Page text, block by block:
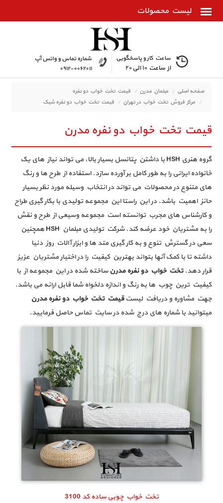
ساعت کار و پاسخگویی
از ساعت ۱۰ الی ۲۰
شماره تماس و واتس آپ
۰۹۱۲-۰۰۶۲۰۱۱
صفحه اصلی مبلمان مدرن
قیمت تخت خواب دو نفره
مرکز فروش تخت خواب در تهران
قیمت تخت خواب دو نفره شیک
قیمت تخت خواب دو نفره مدرن
بهترین برند تخت خواب دو نفره
لیست قیمت تخت خواب دو نفره
تخت خواب چوبی ساده
تخت خواب ساده و شیک
خرید اینترنتی تخت خواب دو
نفره
گروه هنری HSH با داشتن پتانسل بسیار بالا، می تواند نیاز های یک
خانواده ایرانی را به طور کامل بر آورده سازد. استفاده از طرح ها و رنگ
های متنوع در محصولات می تواند در انتخاب وسیله مورد نظر بسیار
حائز اهمیت باشد. در این راستا این مجموعه تولیدی با بکار گیری طراح
و کارشناس های مجرب توانسته است مجموعه وسیعی از طرح و نقش
را به مشتریان خود عرضه کند. شرکت تولیدی مبلمان HSH همچنین
سعی در گسترش تنوع و به کار گیری متد ها و ابزار آالات روز دنیا
داشته تا با کمک آنها بتواند بهترین کیفیت را در اختیار مشتریان عزیز
قرار دهد.تخت خواب دو نفره مدرنساخته شده در این مجموعه از با
کیفیت ترین چوب ها به رنگ و اندازه دلخواه شما قابل ارائه می باشد.
جهت مشاوره و دریافت لیستقیمت تخت خواب دو نفره مدرن
میتوانید با شماره های درج شده در سایت تماس حاصل فرمایید.
تخت خواب چوبی ساده کد 3100